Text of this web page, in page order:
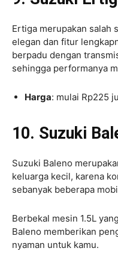
Ertiga merupakan salah
elegan dan fitur
berpadu dengan
sehingga performanya
Harga: mulai Rp225
10. Suzuki
Suzuki Baleno
keluarga kecil, karena
sebanyak beberapa
Berbekal mesin 1.5L
Baleno memberikan
nyaman untuk kamu.